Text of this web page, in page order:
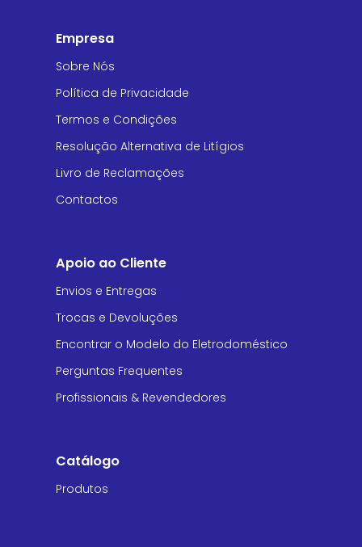
Empresa
Sobre Nós
Política de Privacidade
Termos e Condições
Resolução Alternativa de Litígios
Livro de Reclamações
Contactos
Apoio ao Cliente
Envios e Entregas
Trocas e Devoluções
Encontrar o Modelo do Eletrodoméstico
Perguntas Frequentes
Profissionais & Revendedores
Catálogo
Produtos